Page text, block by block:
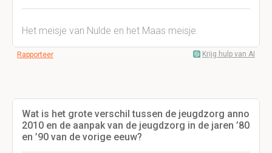
Het meisje van Nulde en het Maas meisje.
Rapporteer Krijg hulp van AI
Wat is het grote verschil tussen de jeugdzorg anno
2010 en de aanpak van de jeugdzorg in de jaren ’80
en ’90 van de vorige eeuw?